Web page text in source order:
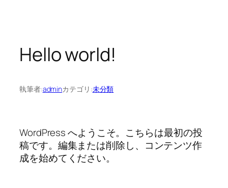
Hello world!
執筆者:adminカテゴリ:未分類
WordPress へようこそ。こちらは最初の投
稿です。編集または削除し、コンテンツ作
成を始めてください。